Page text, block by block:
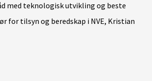
med teknologisk utvikling og beste
for tilsyn og beredskap i NVE, Kristian